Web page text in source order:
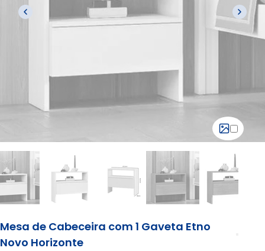
Mesa de Cabeceira com 1 Gaveta Etno
Novo Horizonte